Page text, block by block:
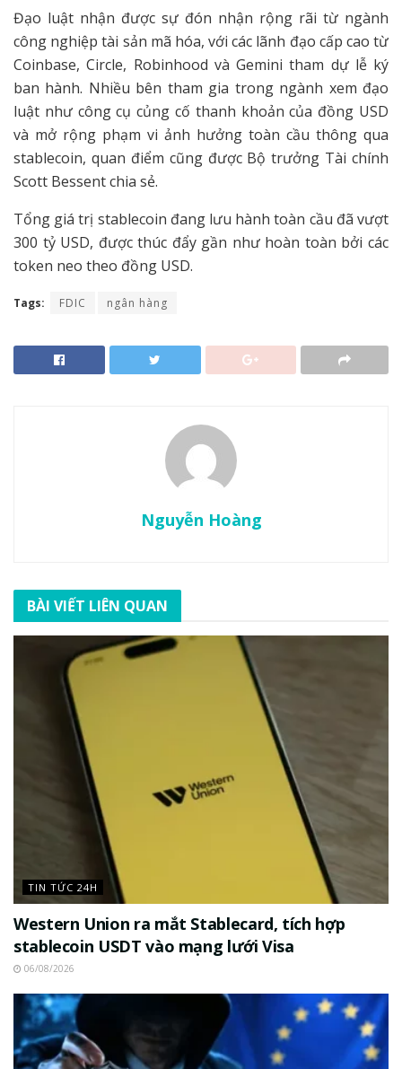
Đạo luật nhận được sự đón nhận rộng rãi từ ngành
công nghiệp tài sản mã hóa, với các lãnh đạo cấp cao từ
Coinbase, Circle, Robinhood và Gemini tham dự lễ ký
ban hành. Nhiều bên tham gia trong ngành xem đạo
luật như công cụ củng cố thanh khoản của đồng USD
và mở rộng phạm vi ảnh hưởng toàn cầu thông qua
stablecoin, quan điểm cũng được Bộ trưởng Tài chính
Scott Bessent chia sẻ.
Tổng giá trị stablecoin đang lưu hành toàn cầu đã vượt
300 tỷ USD, được thúc đẩy gần như hoàn toàn bởi các
token neo theo đồng USD.
Tags: FDIC ngân hàng
Nguyễn Hoàng
BÀI VIẾT LIÊN QUAN
TIN TỨC 24H
Western Union ra mắt Stablecard, tích hợp
stablecoin USDT vào mạng lưới Visa
06/08/2026